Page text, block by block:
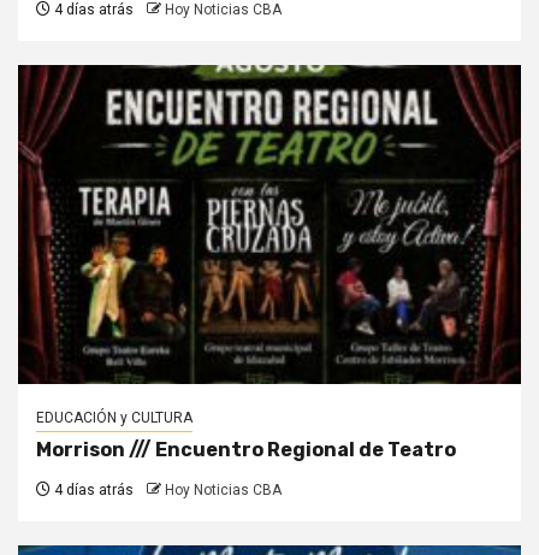
4 días atrás Hoy Noticias CBA
EDUCACIÓN y CULTURA
Morrison /// Encuentro Regional de Teatro
4 días atrás Hoy Noticias CBA